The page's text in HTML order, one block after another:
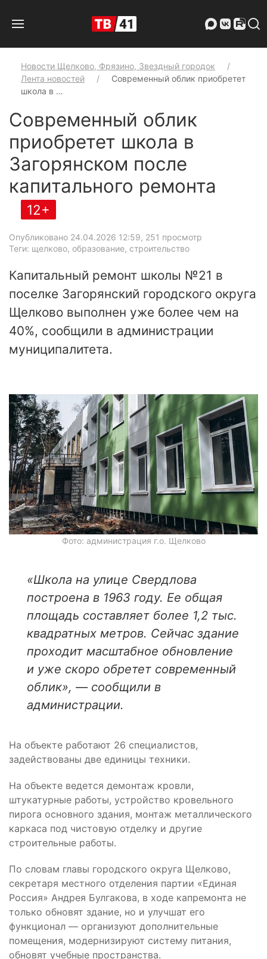
Новости Щелково, Фрязино, Звездный городок
Лента новостей
Современный облик приобретет
школа в …
Современный облик
приобретет школа в
Загорянском после
капитального ремонта
12+
Опубликовано 24.04.2026 12:59, 251 просмотр
Теги: щелково, образование, строительство
Капитальный ремонт школы №21 в
поселке Загорянский городского округа
Щелково выполнен уже более чем на
40%, сообщили в администрации
муниципалитета.
Фото: администрация г.о. Щелково
«Школа на улице Свердлова
построена в 1963 году. Ее общая
площадь составляет более 1,2 тыс.
квадратных метров. Сейчас здание
проходит масштабное обновление
и уже скоро обретет современный
облик», — сообщили в
администрации.
На объекте работают 26 специалистов,
задействованы две единицы техники.
На объекте ведется демонтаж кровли,
штукатурные работы, устройство кровельного
пирога основного здания, монтаж металлического
каркаса под чистовую отделку и другие
строительные работы.
По словам главы городского округа Щелково,
секретаря местного отделения партии «Единая
Россия» Андрея Булгакова, в ходе капремонта не
только обновят здание, но и улучшат его
функционал — организуют дополнительные
помещения, модернизируют систему питания,
обновят учебные пространства.